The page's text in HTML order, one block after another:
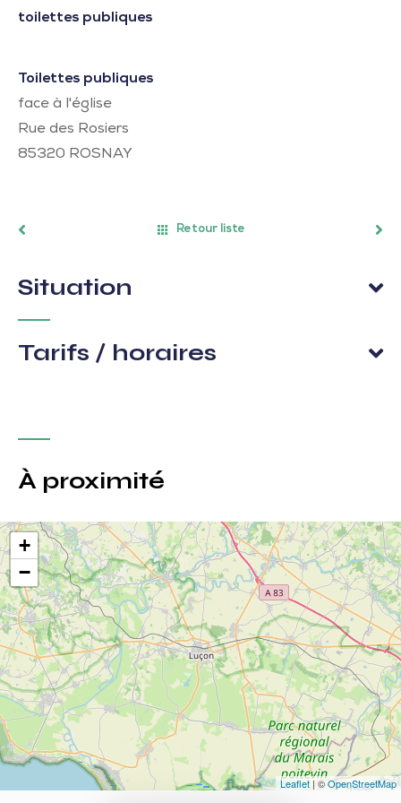
toilettes publiques
Toilettes publiques
face à l'église
Rue des Rosiers
85320 ROSNAY
Retour liste
Situation
Tarifs / horaires
À proximité
+
−
Leaflet| ©OpenStreetMap